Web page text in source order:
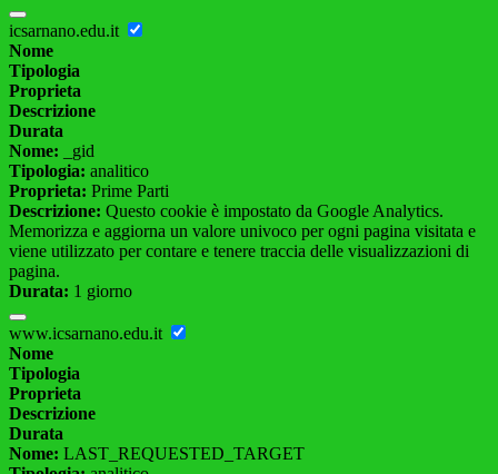
icsarnano.edu.it
Nome
Tipologia
Proprieta
Descrizione
Durata
Nome: _gid
Tipologia: analitico
Proprieta: Prime Parti
Descrizione: Questo cookie è impostato da Google Analytics.
Memorizza e aggiorna un valore univoco per ogni pagina visitata e
viene utilizzato per contare e tenere traccia delle visualizzazioni di
pagina.
Durata: 1 giorno
www.icsarnano.edu.it
Nome
Tipologia
Proprieta
Descrizione
Durata
Nome: LAST_REQUESTED_TARGET